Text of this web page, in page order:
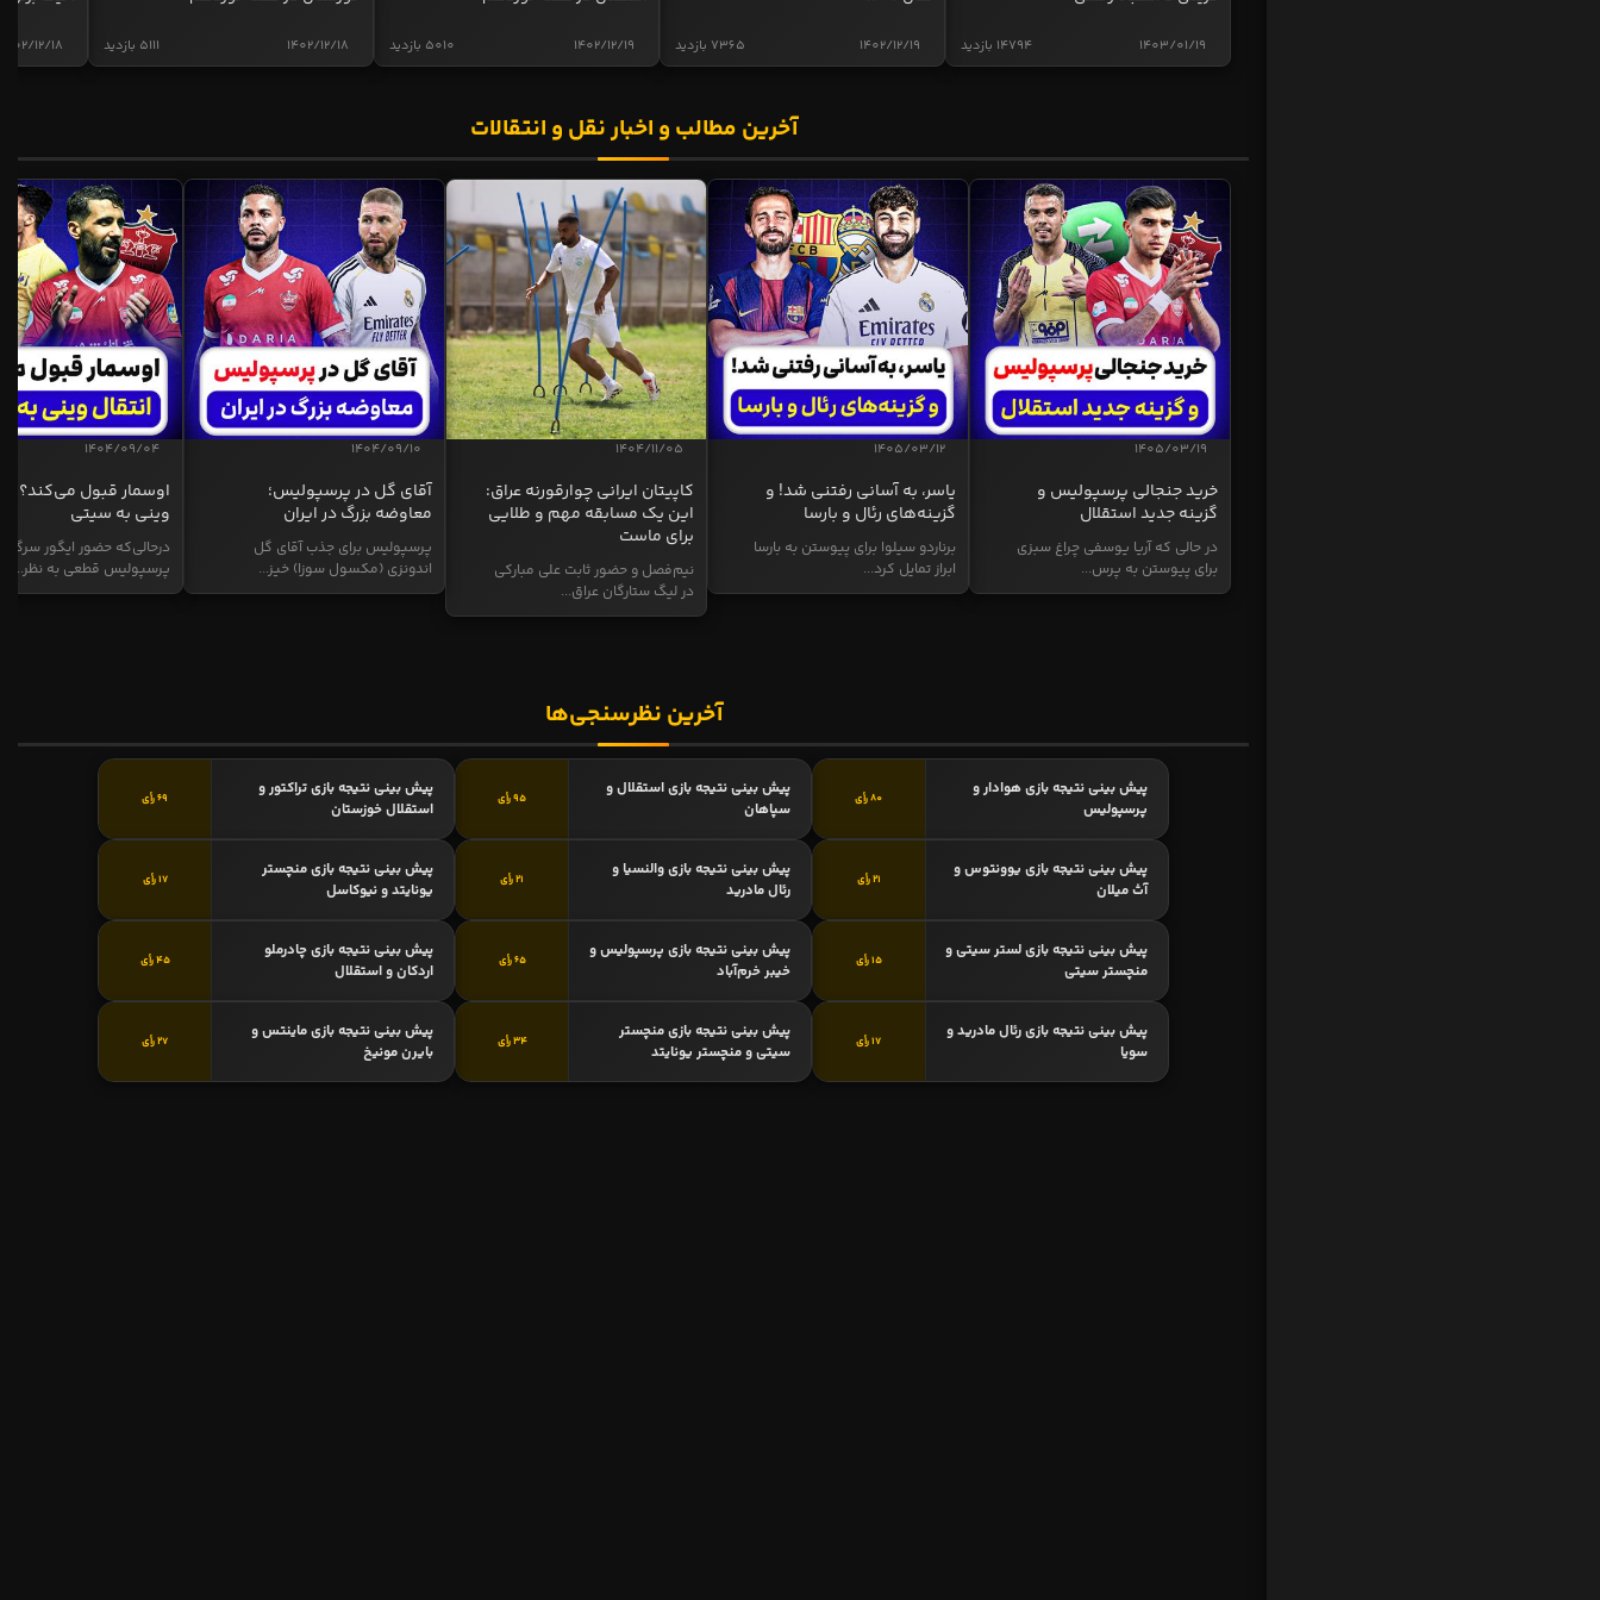
14794 بازدید 1403/01/19 7365 بازدید 1402/12/19 5010 بازدید 1402/12/19 5111 بازدید 1402/12/18
1402/12/18
آخرین مطالب و اخبار نقل و انتقالات
1405/03/19
خرید جنجالی پرسپولیس و
گزینه جدید استقلال
در حالی که آریا یوسفی چراغ سبزی
برای پیوستن به پرس...
1405/03/12
یاسر، به آسانی رفتنی شد! و
گزینه‌های رئال و بارسا
برناردو سیلوا برای پیوستن به بارسا
ابراز تمایل کرد...
1404/11/05
کاپیتان ایرانی چوارقورنه عراق:
این یک مسابقه مهم و طلایی
برای ماست
نیم‌فصل و حضور ثابت علی مبارکی
در لیگ ستارگان عراق...
1404/09/10
آقای گل در پرسپولیس؛
معاوضه بزرگ در ایران
پرسپولیس برای جذب آقای گل
اندونزی (مکسول سوزا) خیز...
1404/09/04
اوسمار قبول می‌کند؟
وینی به سیتی
درحالی‌که حضور ایگور
پرسپولیس قطعی به نظر...
آخرین نظرسنجی‌ها
پیش بینی نتیجه بازی هوادار و
پرسپولیس
80 رأی
پیش بینی نتیجه بازی استقلال و
سپاهان
95 رأی
پیش بینی نتیجه بازی تراکتور و
استقلال خوزستان
69 رأی
پیش بینی نتیجه بازی یوونتوس و
آث میلان
21 رأی
پیش بینی نتیجه بازی والنسیا و
رئال مادرید
21 رأی
پیش بینی نتیجه بازی منچستر
یونایتد و نیوکاسل
17 رأی
پیش بینی نتیجه بازی لستر سیتی و
منچستر سیتی
15 رأی
پیش بینی نتیجه بازی پرسپولیس و
خیبر خرم‌آباد
65 رأی
پیش بینی نتیجه بازی چادرملو
اردکان و استقلال
45 رأی
پیش بینی نتیجه بازی رئال مادرید و
سویا
17 رأی
پیش بینی نتیجه بازی منچستر
سیتی و منچستر یونایتد
34 رأی
پیش بینی نتیجه بازی ماینتس و
بایرن مونیخ
27 رأی